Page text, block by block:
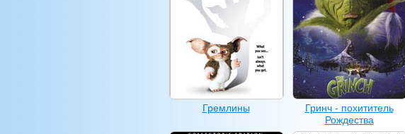
Гремлины
Гринч - похититель
Рождества